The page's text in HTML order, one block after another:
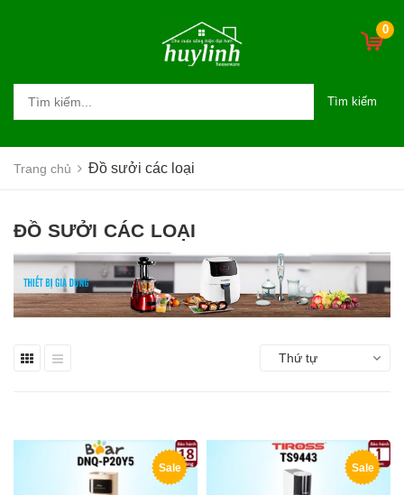
0
Tìm kiếm
Trang chủ Đồ sưởi các loại
ĐỒ SƯỞI CÁC LOẠI
Thứ tự
Sale Sale